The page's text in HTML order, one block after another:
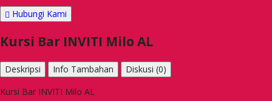
Hubungi Kami
Kursi Bar INVITI Milo AL
Deskripsi Info Tambahan
Diskusi (0)
Kursi Bar INVITI Milo AL